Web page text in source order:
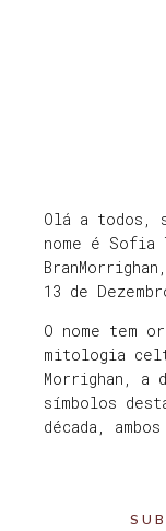
Olá a todos,
nome é
13 de
O nome tem
mitologia
Morrighan, a
símbolos
década,